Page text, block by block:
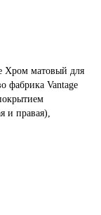
Хром матовый для
фабрика Vantage
и правая),